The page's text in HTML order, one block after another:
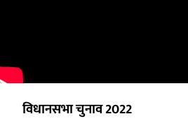
विधानसभा चुनाव 2022